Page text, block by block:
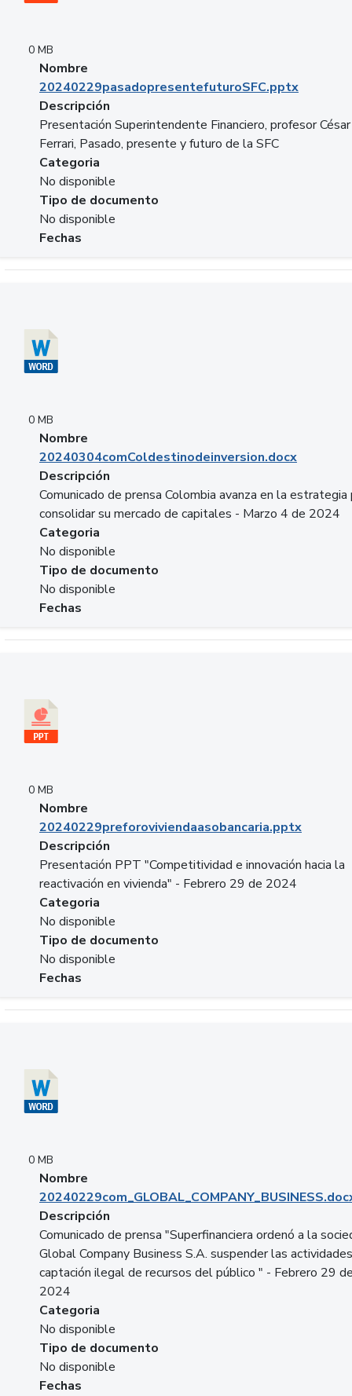
0 MB
Nombre
20240229pasadopresentefuturoSFC.pptx
Descripción
Presentación Superintendente Financiero, profesor César
Ferrari, Pasado, presente y futuro de la SFC
Categoria
No disponible
Tipo de documento
No disponible
Fechas
0 MB
Nombre
20240304comColdestinodeinversion.docx
Descripción
Comunicado de prensa Colombia avanza en la estrategia
consolidar su mercado de capitales - Marzo 4 de 2024
Categoria
No disponible
Tipo de documento
No disponible
Fechas
0 MB
Nombre
20240229preforoviviendaasobancaria.pptx
Descripción
Presentación PPT "Competitividad e innovación hacia la
reactivación en vivienda" - Febrero 29 de 2024
Categoria
No disponible
Tipo de documento
No disponible
Fechas
0 MB
Nombre
Descripción
Comunicado de prensa "Superfinanciera ordenó a la
Global Company Business S.A. suspender las
captación ilegal de recursos del público " - Febrero 29
2024
Categoria
No disponible
Tipo de documento
No disponible
Fechas